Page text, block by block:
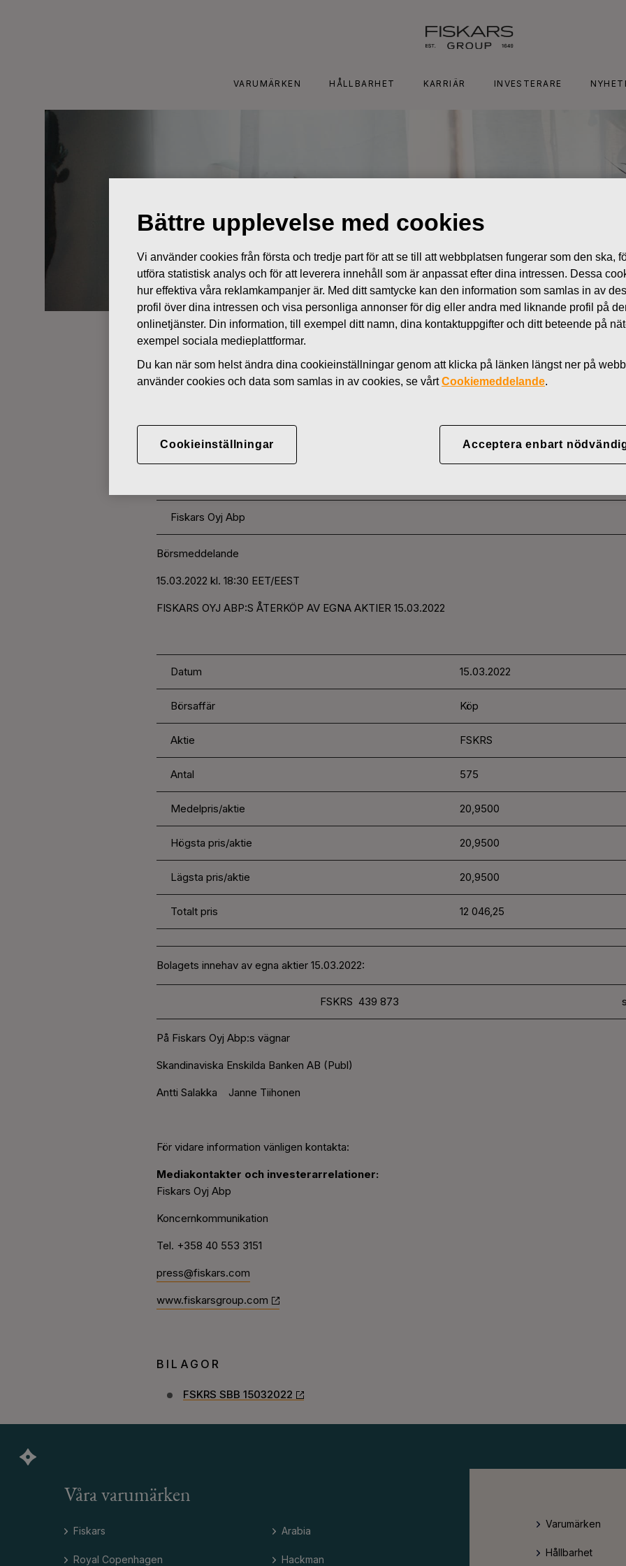
VARUMÄRKEN HÅLLBARHET KARRIÄR INVESTERARE
Nyheter
FISKARS OYJ ABP:S ÅTERKÖP AV
AKTIER 15.03.2022
Fiskars Oyj Abp
Börsmeddelande
15.03.2022 kl. 18:30 EET/EEST
FISKARS OYJ ABP:S ÅTERKÖP AV EGNA AKTIER 15.03.2022
Datum 15.03.2022
Börsaffär Köp
Aktie FSKRS
Antal 575
Medelpris/aktie 20,9500
Högsta pris/aktie 20,9500
Lägsta pris/aktie 20,9500
Totalt pris 12 046,25
Bolagets innehav av egna aktier 15.03.2022:
FSKRS 439 873
På Fiskars Oyj Abp:s vägnar
Skandinaviska Enskilda Banken AB (Publ)
Antti Salakka Janne Tiihonen
För vidare information vänligen kontakta:
Mediakontakter och investerarrelationer:
Fiskars Oyj Abp
Koncernkommunikation
Tel. +358 40 553 3151
press@fiskars.com
www.fiskarsgroup.com
BILAGOR
FSKRS SBB 15032022
Våra varumärken
Fiskars
Royal Copenhagen
Arabia
Hackman
Varumärken
Hållbarhet
Bättre upplevelse med cookies
Vi använder cookies från första och tredje part för att se till att webbplatsen fungerar som den ska,
utföra statistisk analys och för att leverera innehåll som är anpassat efter dina intressen. Dessa
hur effektiva våra reklamkampanjer är. Med ditt samtycke kan den information som samlas in av
profil över dina intressen och visa personliga annonser för dig eller andra med liknande profil på
onlinetjänster. Din information, till exempel ditt namn, dina kontaktuppgifter och ditt beteende på
exempel sociala medieplattformar.
Du kan när som helst ändra dina cookieinställningar genom att klicka på länken längst ner på
använder cookies och data som samlas in av cookies, se vårtCookiemeddelande.
Cookieinställningar Acceptera enbart